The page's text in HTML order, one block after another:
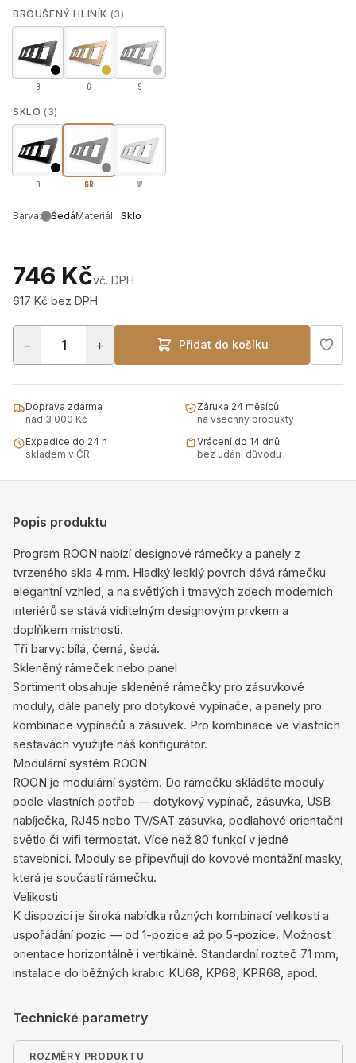
BROUŠENÝ HLINÍK (3)
B G S
SKLO (3)
B GR W
Barva: ŠedáMateriál: Sklo
746 Kčvč. DPH
617 Kč bez DPH
− + Přidat do košíku
Doprava zdarma
nad 3 000 Kč
Záruka 24 měsíců
na všechny produkty
Expedice do 24 h
skladem v ČR
Vrácení do 14 dnů
bez udání důvodu
Popis produktu
Program ROON nabízí designové rámečky a panely z
tvrzeného skla 4 mm. Hladký lesklý povrch dává rámečku
elegantní vzhled, a na světlých i tmavých zdech moderních
interiérů se stává viditelným designovým prvkem a
doplňkem místnosti.
Tři barvy: bílá, černá, šedá.
Skleněný rámeček nebo panel
Sortiment obsahuje skleněné rámečky pro zásuvkové
moduly, dále panely pro dotykové vypínače, a panely pro
kombinace vypínačů a zásuvek. Pro kombinace ve vlastních
sestavách využijte náš konfigurátor.
Modulární systém ROON
ROON je modulární systém. Do rámečku skládáte moduly
podle vlastních potřeb — dotykový vypínač, zásuvka, USB
nabíječka, RJ45 nebo TV/SAT zásuvka, podlahové orientační
světlo či wifi termostat. Více než 80 funkcí v jedné
stavebnici. Moduly se připevňují do kovové montážní masky,
která je součástí rámečku.
Velikosti
K dispozici je široká nabídka různých kombinací velikostí a
uspořádání pozic — od 1-pozice až po 5-pozice. Možnost
orientace horizontálně i vertikálně. Standardní rozteč 71 mm,
instalace do běžných krabic KU68, KP68, KPR68, apod.
Technické parametry
ROZMĚRY PRODUKTU